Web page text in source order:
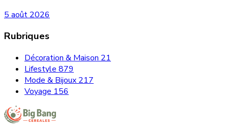
5 août 2026
Rubriques
Décoration & Maison 21
Lifestyle 879
Mode & Bijoux 217
Voyage 156